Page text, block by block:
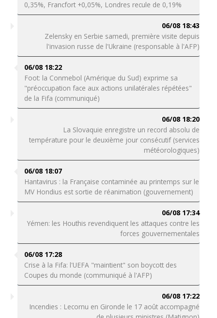
0,35%, Francfort +0,05%, Londres recule de 0,19%
06/08 18:43
Zelensky en Serbie samedi, première visite depuis
l'invasion russe de l'Ukraine (responsable à l'AFP)
06/08 18:22
Foot: la Conmebol (Amérique du Sud) exprime sa
"préoccupation face aux actions unilatérales répétées"
de la Fifa (communiqué)
06/08 18:20
La Slovaquie enregistre un record absolu de
température pour le deuxième jour consécutif (services
météorologiques)
06/08 18:07
Hantavirus : la Française contaminée au printemps sur le
MV Hondius est sortie de réanimation (gouvernement)
06/08 17:34
Yémen: les Houthis revendiquent les attaques contre les
forces gouvernementales
06/08 17:28
Crise à la Fifa: l'UEFA "maintient" son boycott des
Coupes du monde (communiqué à l'AFP)
06/08 17:22
Incendies : Lecornu en Gironde le 17 août accompagné